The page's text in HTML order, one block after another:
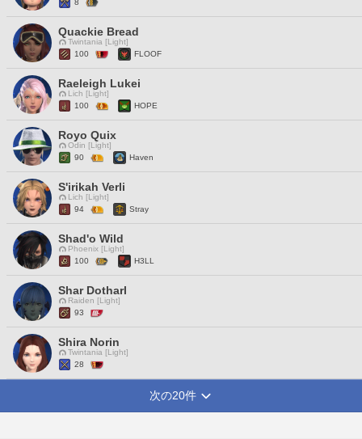
8
Quackie Bread
Twintania [Light]
100
FLOOF
Raeleigh Lukei
Lich [Light]
100
HOPE
Royo Quix
Odin [Light]
90
Haven
S'irikah Verli
Lich [Light]
94
Stray
Shad'o Wild
Phoenix [Light]
100
H3LL
Shar Dotharl
Raiden [Light]
93
Shira Norin
Twintania [Light]
28
次の20件